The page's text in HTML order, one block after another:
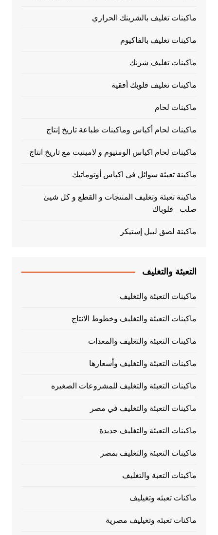
ماكينات تغليف بالشرينك الحراري
ماكينات تغليف بالفاكيوم
ماكينات تغليف شرنك
ماكينات تغليف فلوبك أفقية
ماكينات لحام
ماكينات لحام أكياس وماكينات طباعة تاريخ إنتاج
ماكينات لحام اكياس الومنيوم و لامينيت مع تاريخ انتاج
ماكينة تعبئة سوائل فى اكياس أوتوماتيك
ماكينة تعبئة وتغليف المنتجات و القطع و كل شيئ
صلب_ فلوباك
ماكينة لصق ليبل إستيكر
التعبئة والتغليف
ماكينات التعبئة والتغليف
ماكينات التعبئة والتغليف وخطوط الانتاج
ماكينات التعبئة والتغليف والمعدات
ماكينات التعبئة والتغليف وأسعارها
ماكينات التعبئة والتغليف للمشروعات الصغيره
ماكينات التعبئة والتغليف في مصر
ماكينات التعبئة والتغليف جديدة
ماكينات التعبئة والتغليف بمصر
ماكيتات التعبة والتغليف
ماكنات تعبئه وتغيليف
ماكنات تعبئه وتغيليف مصرية